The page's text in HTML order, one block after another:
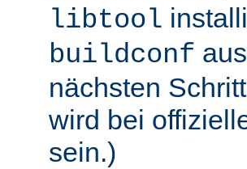
libtool
buildconf
nächsten
wird bei
sein.)